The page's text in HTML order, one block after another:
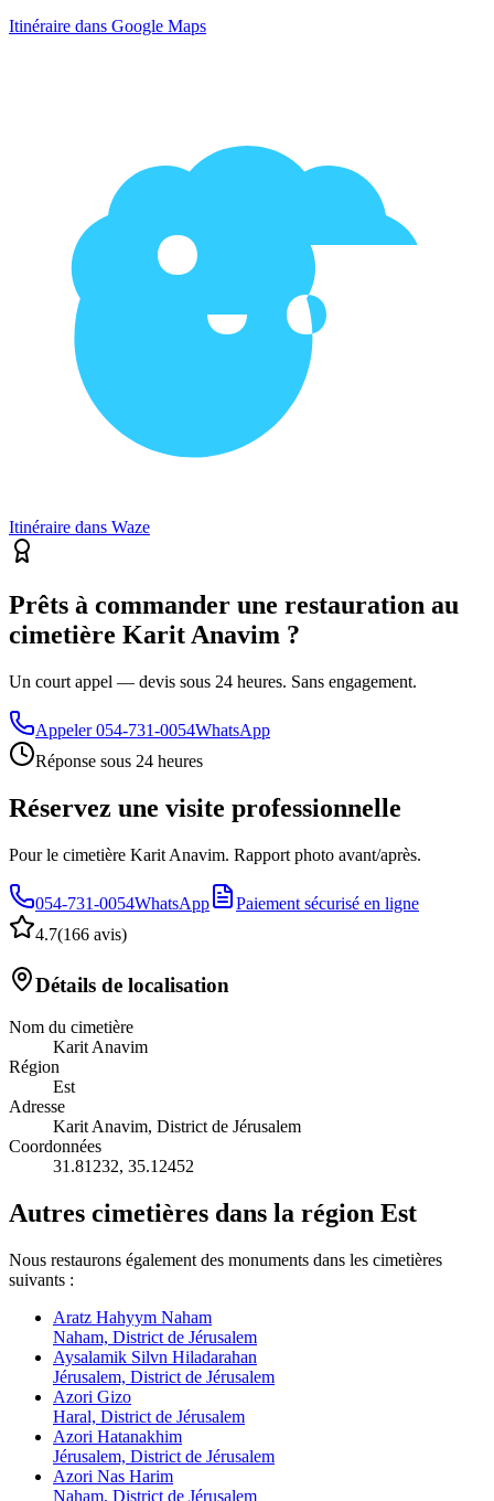
Itinéraire dans Google Maps
Itinéraire dans Waze
Prêts à commander une restauration au
cimetière Karit Anavim ?
Un court appel — devis sous 24 heures. Sans engagement.
Appeler 054-731-0054WhatsApp
Réponse sous 24 heures
Réservez une visite professionnelle
Pour le cimetière Karit Anavim. Rapport photo avant/après.
054-731-0054WhatsApp
Paiement sécurisé en ligne
4.7(166 avis)
Détails de localisation
Nom du cimetière
Karit Anavim
Région
Est
Adresse
Karit Anavim, District de Jérusalem
Coordonnées
31.81232, 35.12452
Autres cimetières dans la région Est
Nous restaurons également des monuments dans les cimetières
suivants :
Aratz Hahyym Naham
Naham, District de Jérusalem
Aysalamik Silvn Hiladarahan
Jérusalem, District de Jérusalem
Azori Gizo
Haral, District de Jérusalem
Azori Hatanakhim
Jérusalem, District de Jérusalem
Azori Nas Harim
Naham, District de Jérusalem